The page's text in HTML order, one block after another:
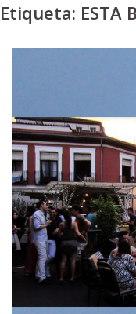
Etiqueta: ESTA